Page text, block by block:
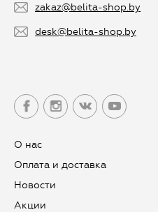
zakaz@belita-shop.by
desk@belita-shop.by
О нас
Оплата и доставка
Новости
Aкции